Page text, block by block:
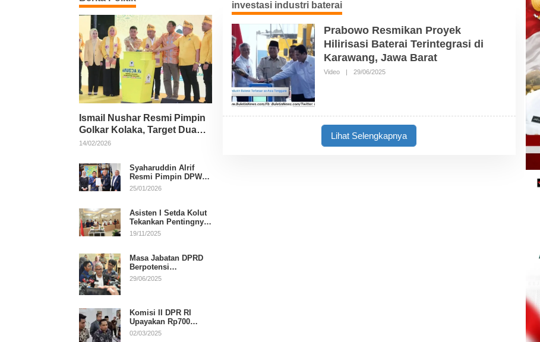
Ismail Nushar Resmi Pimpin
Golkar Kolaka, Target Dua
Kursi per Dapil
14/02/2026
Syaharuddin Alrif
Resmi Pimpin DPW
NasDem Sulsel
25/01/2026
Asisten I Setda Kolut
Tekankan Pentingnya
Pendidikan Politik
19/11/2025
Masa Jabatan DPRD
Berpotensi
Diperpanjang, Aria
29/06/2025
Komisi II DPR RI
Upayakan Rp700
Miliar dari APBN
02/03/2025
investasi industri baterai
Prabowo Resmikan Proyek
Hilirisasi Baterai Terintegrasi di
Karawang, Jawa Barat
Video | 29/06/2025O
T
I
Lihat Selengkapnya